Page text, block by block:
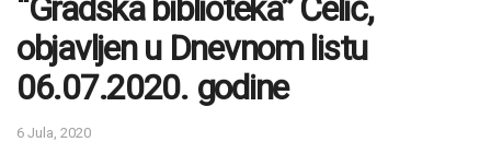
“Gradska biblioteka” Čelić,
objavljen u Dnevnom listu
06.07.2020. godine
6 Jula, 2020